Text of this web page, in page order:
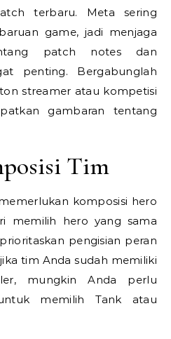
terbaru. Meta sering
game, jadi menjaga
patch notes dan
penting. Bergabunglah
streamer atau kompetisi
gambaran tentang
Tim
komposisi hero
memilih hero yang sama
pengisian peran
tim Anda sudah memiliki
mungkin Anda perlu
memilih Tank atau